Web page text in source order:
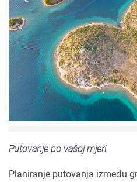
Putovanje po vašoj mjeri.
Planiranje putovanja između